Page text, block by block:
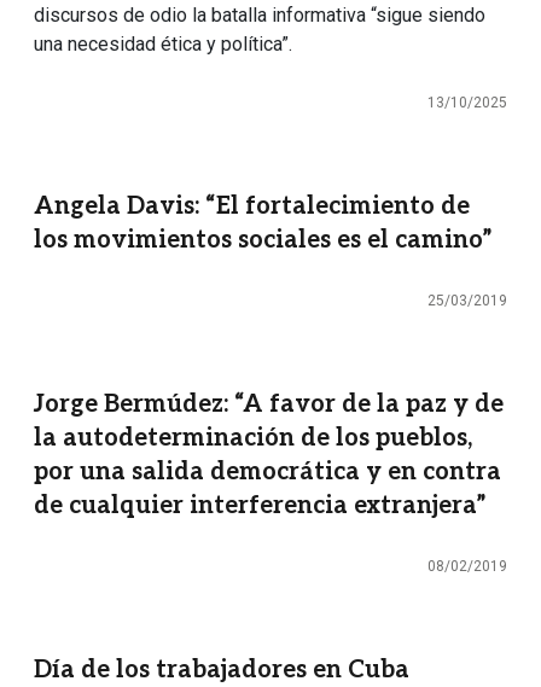
discursos de odio la batalla informativa “sigue siendo
una necesidad ética y política”.
13/10/2025
Angela Davis: “El fortalecimiento de
los movimientos sociales es el camino”
25/03/2019
Jorge Bermúdez: “A favor de la paz y de
la autodeterminación de los pueblos,
por una salida democrática y en contra
de cualquier interferencia extranjera”
08/02/2019
Día de los trabajadores en Cuba